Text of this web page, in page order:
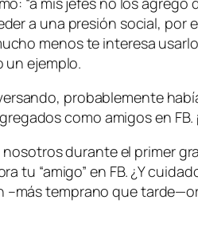
a una presión social, por
menos te interesa
un ejemplo.
probablemente
como amigos en FB.
durante el primer
tu “amigo” en FB. ¿Y
–más temprano que